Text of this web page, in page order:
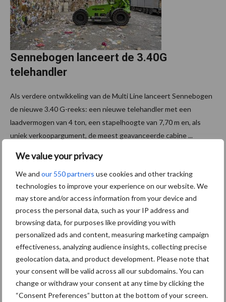
We value your privacy
We and our 550 partners use cookies and other tracking
technologies to improve your experience on our website. We
may store and/or access information from your device and
process the personal data, such as your IP address and
browsing data, for purposes like providing you with
personalized ads and content, measuring marketing campaign
effectiveness, analyzing audience insights, collecting precise
geolocation data, and product development. Please note that
your consent will be valid across all our subdomains. You can
change or withdraw your consent at any time by clicking the
“Consent Preferences” button at the bottom of your screen.
Sennebogen lanceert de 3.40G
telehandler
Als verdere ontwikkeling van de Multi Line lanceert Sennebogen
de nieuwe 3.40 G-reeks: een nieuwe telehandler met een
laadvermogen van 4 ton, een stapelhoogte van 7,70 m en, als
uniek verkoopargument, de meest geavanceerde cabine ...
FooterSchrijf u in voor onze
nieuwsbrief